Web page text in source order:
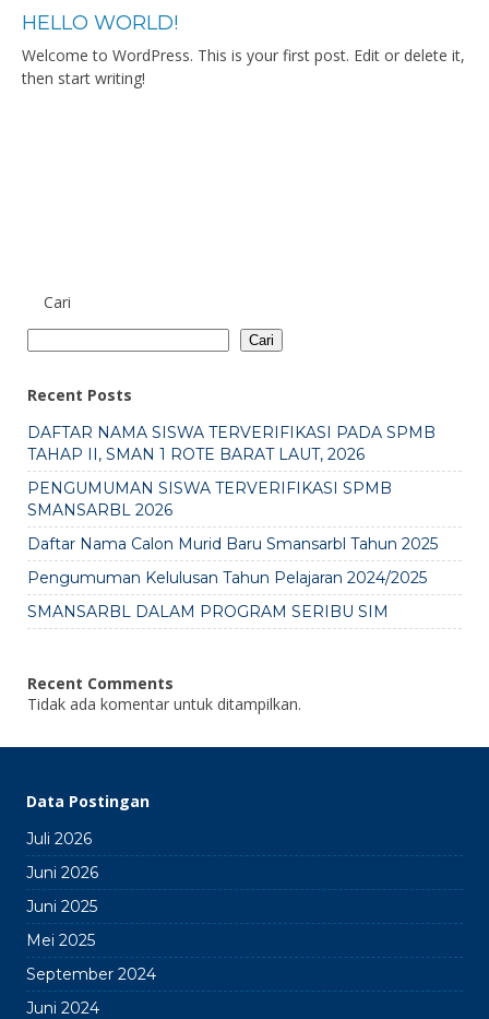
HELLO WORLD!
Welcome to WordPress. This is your first post. Edit or delete it,
then start writing!
Cari
Cari
Recent Posts
DAFTAR NAMA SISWA TERVERIFIKASI PADA SPMB
TAHAP II, SMAN 1 ROTE BARAT LAUT, 2026
PENGUMUMAN SISWA TERVERIFIKASI SPMB
SMANSARBL 2026
Daftar Nama Calon Murid Baru Smansarbl Tahun 2025
Pengumuman Kelulusan Tahun Pelajaran 2024/2025
SMANSARBL DALAM PROGRAM SERIBU SIM
Recent Comments
Tidak ada komentar untuk ditampilkan.
Data Postingan
Juli 2026
Juni 2026
Juni 2025
Mei 2025
September 2024
Juni 2024